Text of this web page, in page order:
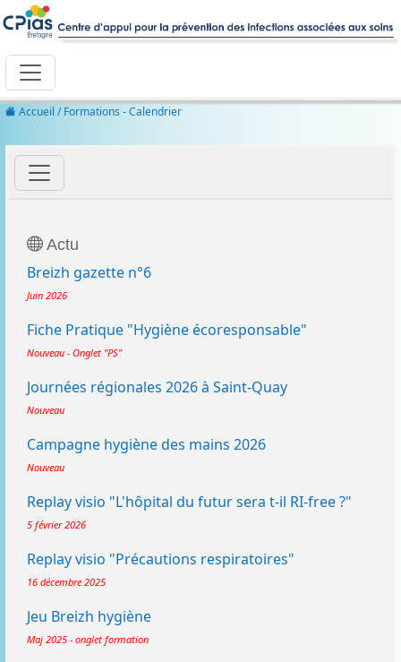
Accueil / Formations - Calendrier
Actu
Breizh gazette n°6
Juin 2026
Fiche Pratique "Hygiène écoresponsable"
Nouveau - Onglet "PS"
Journées régionales 2026 à Saint-Quay
Nouveau
Campagne hygiène des mains 2026
Nouveau
Replay visio "L'hôpital du futur sera t-il RI-free ?"
5 février 2026
Replay visio "Précautions respiratoires"
16 décembre 2025
Jeu Breizh hygiène
Maj 2025 - onglet formation